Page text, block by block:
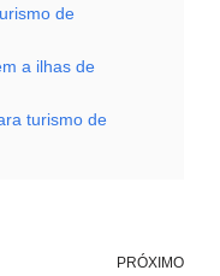
de
a ilhas de
turismo de
PRÓXIMO